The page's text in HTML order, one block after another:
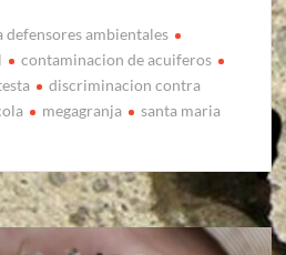
defensores ambientales
contaminacion de acuiferos
discriminacion contra
megagranja
santa maria